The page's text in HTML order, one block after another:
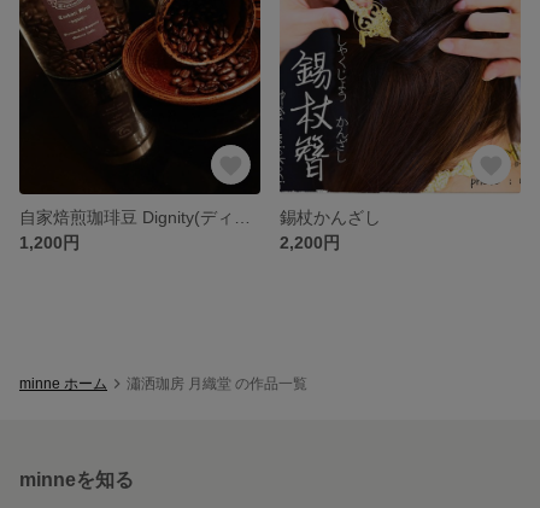
1,200円
錫杖かんざし
2,200円
minne ホーム 瀟洒珈房 月織堂 の作品一覧
minneを知る